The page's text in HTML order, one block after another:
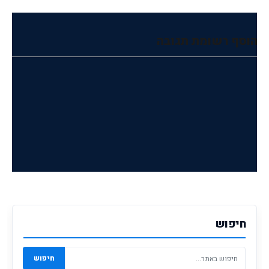
הוסף רשומת תגובה
חיפוש
חיפוש